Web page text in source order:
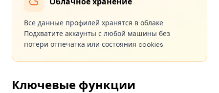
Все данные профилей хранятся в облаке.
Подхватите аккаунты с любой машины без
потери отпечатка или состояния cookies.
Ключевые функции